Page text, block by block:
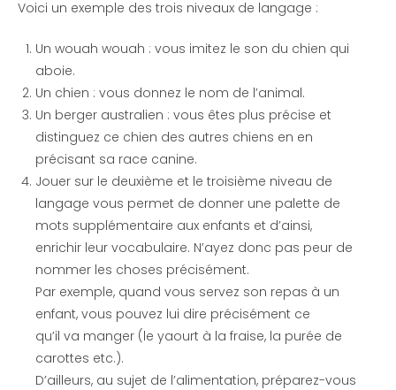
Voici un exemple des trois niveaux de langage :
Un wouah wouah : vous imitez le son du chien qui
aboie.
Un chien : vous donnez le nom de l’animal.
Un berger australien : vous êtes plus précise et
distinguez ce chien des autres chiens en en
précisant sa race canine.
Jouer sur le deuxième et le troisième niveau de
langage vous permet de donner une palette de
mots supplémentaire aux enfants et d’ainsi,
enrichir leur vocabulaire. N’ayez donc pas peur de
nommer les choses précisément.
Par exemple, quand vous servez son repas à un
enfant, vous pouvez lui dire précisément ce
qu’il va manger (le yaourt à la fraise, la purée de
carottes etc.).
D’ailleurs, au sujet de l’alimentation, préparez-vous